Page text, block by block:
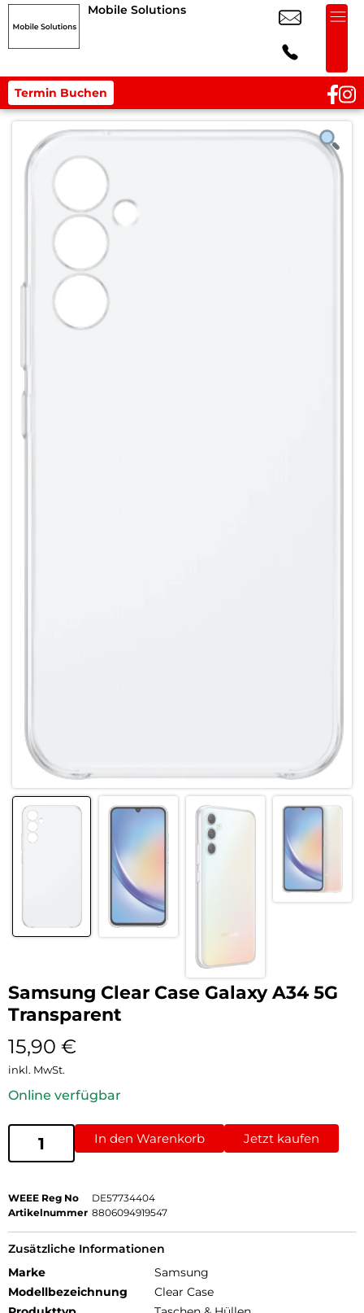
Mobile Solutions
Termin Buchen
Samsung Clear Case Galaxy A34 5G
Transparent
15,90 €
inkl. MwSt.
Online verfügbar
In den Warenkorb Jetzt kaufen
WEEE Reg No
DE57734404
Artikelnummer 8806094919547
Zusätzliche Informationen
Marke
Samsung
Modellbezeichnung
Clear Case